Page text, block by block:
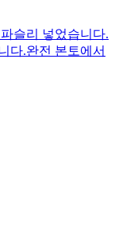
슬리 넣었습니다.
다.완전 본토에서